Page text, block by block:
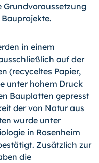
Grundvoraussetzung
in einem
auf der
(recyceltes Papier,
unter hohem Druck
Bauplatten gepresst
der von Natur aus
wurde unter
in Rosenheim
Zusätzlich zur
die